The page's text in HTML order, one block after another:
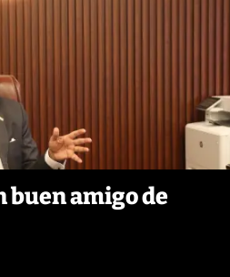
buen amigo de